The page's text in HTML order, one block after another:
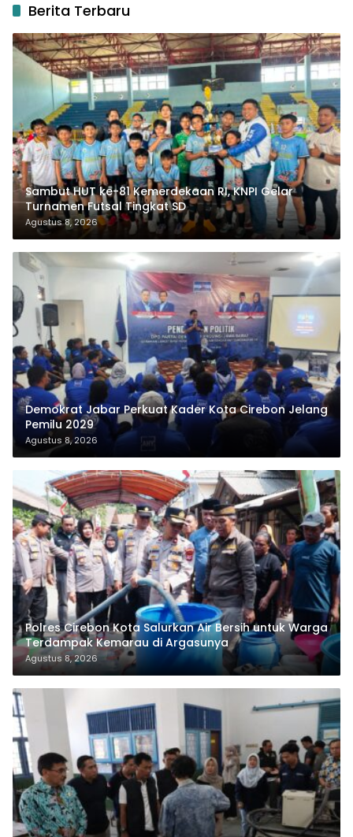
Berita Terbaru
Sambut HUT ke-81 Kemerdekaan RI, KNPI Gelar
Turnamen Futsal Tingkat SD
Agustus 8, 2026
Demokrat Jabar Perkuat Kader Kota Cirebon Jelang
Pemilu 2029
Agustus 8, 2026
Polres Cirebon Kota Salurkan Air Bersih untuk Warga
Terdampak Kemarau di Argasunya
Agustus 8, 2026